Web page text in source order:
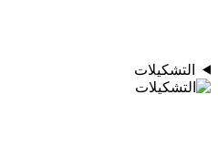
التشكيلات